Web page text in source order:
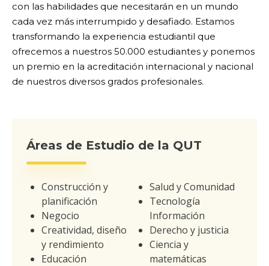
con las habilidades que necesitarán en un mundo
cada vez más interrumpido y desafiado. Estamos
transformando la experiencia estudiantil que
ofrecemos a nuestros 50.000 estudiantes y ponemos
un premio en la acreditación internacional y nacional
de nuestros diversos grados profesionales.
Áreas de Estudio de la QUT
Construcción y
planificación
Negocio
Creatividad, diseño
y rendimiento
Educación
Salud y Comunidad
Tecnología
Información
Derecho y justicia
Ciencia y
matemáticas